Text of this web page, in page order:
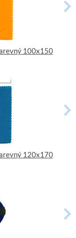
100x150
120x170